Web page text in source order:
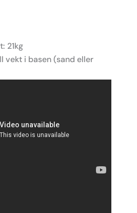
21kg
vekt i basen (sand eller